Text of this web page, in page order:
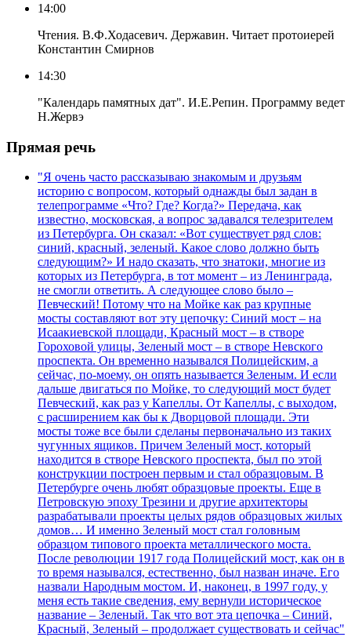
14:00
Чтения. В.Ф.Ходасевич. Державин. Читает протоиерей
Константин Смирнов
14:30
"Календарь памятных дат". И.Е.Репин. Программу ведет
Н.Жервэ
Прямая речь
"Я очень часто рассказываю знакомым и друзьям
историю с вопросом, который однажды был задан в
телепрограмме «Что? Где? Когда?» Передача, как
известно, московская, а вопрос задавался телезрителем
из Петербурга. Он сказал: «Вот существует ряд слов:
синий, красный, зеленый. Какое слово должно быть
следующим?» И надо сказать, что знатоки, многие из
которых из Петербурга, в тот момент – из Ленинграда,
не смогли ответить. А следующее слово было –
Певческий! Потому что на Мойке как раз крупные
мосты составляют вот эту цепочку: Синий мост – на
Исаакиевской площади, Красный мост – в створе
Гороховой улицы, Зеленый мост – в створе Невского
проспекта. Он временно назывался Полицейским, а
сейчас, по-моему, он опять называется Зеленым. И если
дальше двигаться по Мойке, то следующий мост будет
Певческий, как раз у Капеллы. От Капеллы, с выходом,
с расширением как бы к Дворцовой площади. Эти
мосты тоже все были сделаны первоначально из таких
чугунных ящиков. Причем Зеленый мост, который
находится в створе Невского проспекта, был по этой
конструкции построен первым и стал образцовым. В
Петербурге очень любят образцовые проекты. Еще в
Петровскую эпоху Трезини и другие архитекторы
разрабатывали проекты целых рядов образцовых жилых
домов… И именно Зеленый мост стал головным
образцом типового проекта металлического моста.
После революции 1917 года Полицейский мост, как он в
то время назывался, естественно, был назван иначе. Его
назвали Народным мостом. И, наконец, в 1997 году, у
меня есть такие сведения, ему вернули историческое
название – Зеленый. Так что вот эта цепочка – Синий,
Красный, Зеленый – продолжает существовать и сейчас"